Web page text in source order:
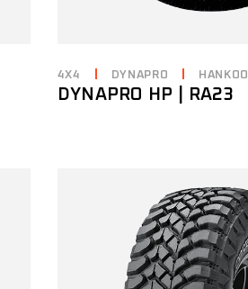
4X4 DYNAPRO
DYNAPRO HP | RA23